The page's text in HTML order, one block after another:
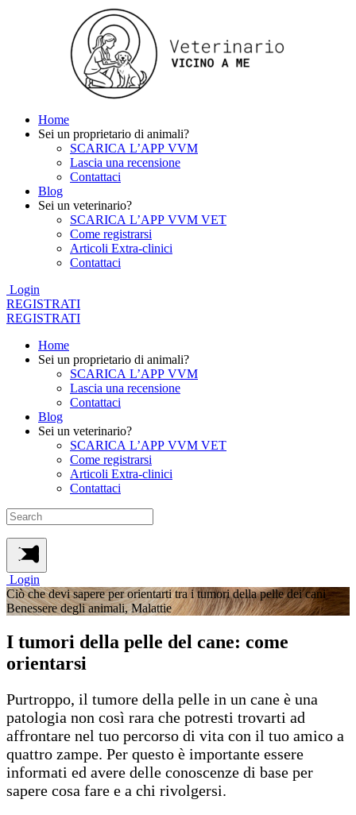
Home
Sei un proprietario di animali?
SCARICA L’APP VVM
Lascia una recensione
Contattaci
Blog
Sei un veterinario?
SCARICA L’APP VVM VET
Come registrarsi
Articoli Extra-clinici
Contattaci
Login
REGISTRATI
REGISTRATI
Home
Sei un proprietario di animali?
SCARICA L’APP VVM
Lascia una recensione
Contattaci
Blog
Sei un veterinario?
SCARICA L’APP VVM VET
Come registrarsi
Articoli Extra-clinici
Contattaci
Login
Ciò che devi sapere per orientarti tra i tumori della pelle dei cani
Benessere degli animali, Malattie
I tumori della pelle del cane: come
orientarsi
Purtroppo, il tumore della pelle in un cane è una
patologia non così rara che potresti trovarti ad
affrontare nel tuo percorso di vita con il tuo amico a
quattro zampe. Per questo è importante essere
informati ed avere delle conoscenze di base per
sapere cosa fare e a chi rivolgersi.